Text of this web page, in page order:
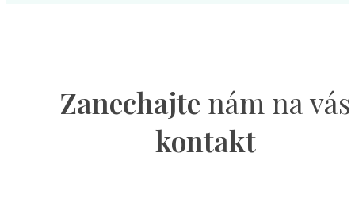
Zanechajte nám na vás
kontakt